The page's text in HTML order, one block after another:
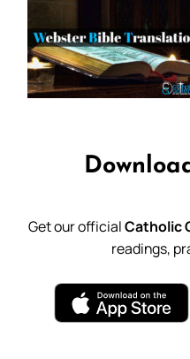
October
Get our officialCatholic
readings,